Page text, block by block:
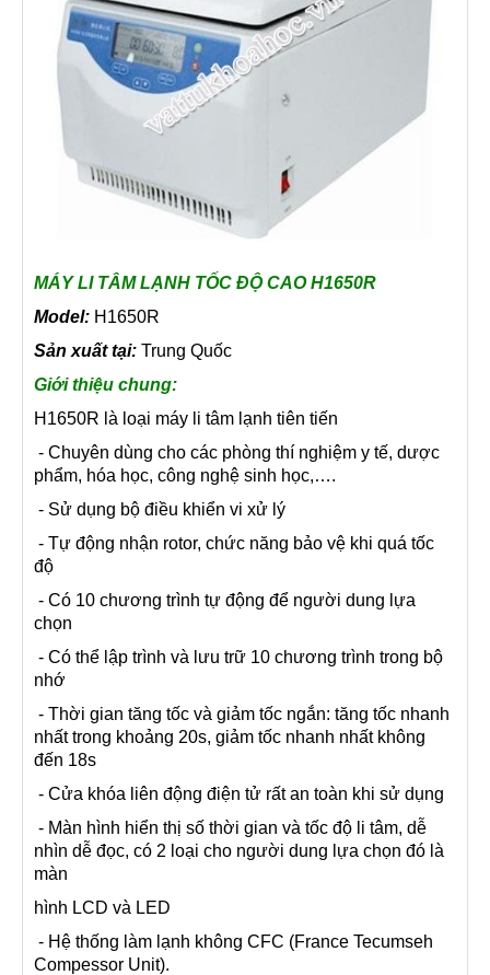
MÁY LI TÂM LẠNH TỐC ĐỘ CAO H1650R
Model: H1650R
Sản xuất tại: Trung Quốc
Giới thiệu chung:
H1650R là loại máy li tâm lạnh tiên tiến
- Chuyên dùng cho các phòng thí nghiệm y tế, dược
phẩm, hóa học, công nghệ sinh học,….
- Sử dụng bộ điều khiển vi xử lý
- Tự động nhận rotor, chức năng bảo vệ khi quá tốc
độ
- Có 10 chương trình tự động để người dung lựa
chọn
- Có thể lập trình và lưu trữ 10 chương trình trong bộ
nhớ
- Thời gian tăng tốc và giảm tốc ngắn: tăng tốc nhanh
nhất trong khoảng 20s, giảm tốc nhanh nhất không
đến 18s
- Cửa khóa liên động điện tử rất an toàn khi sử dụng
- Màn hình hiển thị số thời gian và tốc độ li tâm, dễ
nhìn dễ đọc, có 2 loại cho người dung lựa chọn đó là
màn
hình LCD và LED
- Hệ thống làm lạnh không CFC (France Tecumseh
Compessor Unit).